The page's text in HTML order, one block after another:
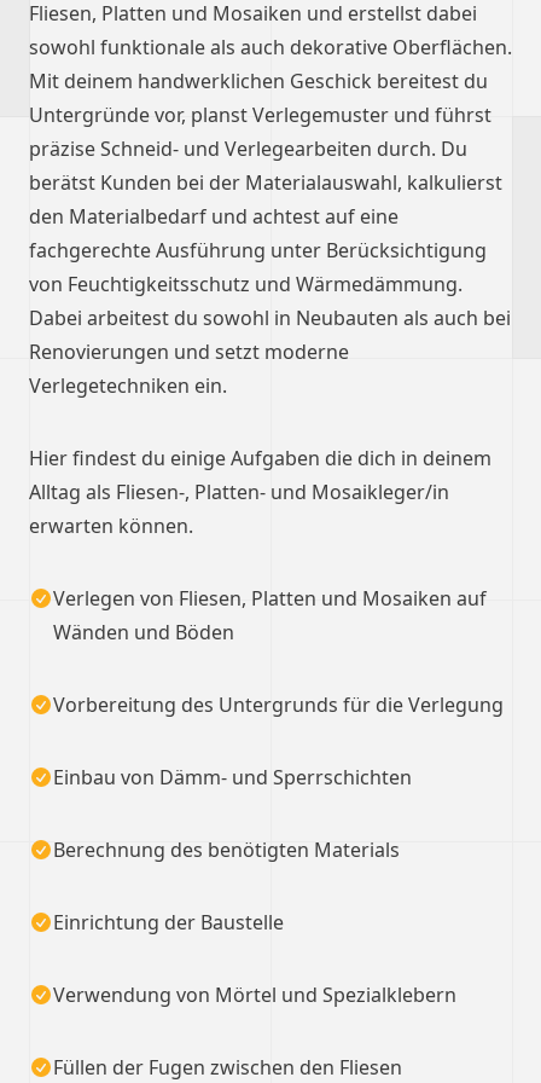
Fliesen, Platten und Mosaiken und erstellst dabei
sowohl funktionale als auch dekorative Oberflächen.
Mit deinem handwerklichen Geschick bereitest du
Untergründe vor, planst Verlegemuster und führst
präzise Schneid- und Verlegearbeiten durch. Du
berätst Kunden bei der Materialauswahl, kalkulierst
den Materialbedarf und achtest auf eine
fachgerechte Ausführung unter Berücksichtigung
von Feuchtigkeitsschutz und Wärmedämmung.
Dabei arbeitest du sowohl in Neubauten als auch bei
Renovierungen und setzt moderne
Verlegetechniken ein.
Hier findest du einige Aufgaben die dich in deinem
Alltag als Fliesen-, Platten- und Mosaikleger/in
erwarten können.
Verlegen von Fliesen, Platten und Mosaiken auf
Wänden und Böden
Vorbereitung des Untergrunds für die Verlegung
Einbau von Dämm- und Sperrschichten
Berechnung des benötigten Materials
Einrichtung der Baustelle
Verwendung von Mörtel und Spezialklebern
Füllen der Fugen zwischen den Fliesen